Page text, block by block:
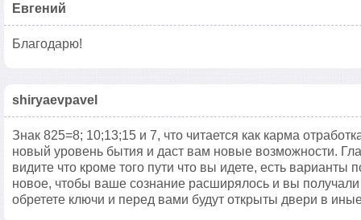
Евгений
Благодарю!
shiryaevpavel
Знак 825=8; 10;13;15 и 7, что читается как карма
новый уровень бытия и даст вам новые возможности.
видите что кроме того пути что вы идете, есть варианты
новое, чтобы ваше сознание расширялось и вы
обретете ключи и перед вами будут открыты двери в